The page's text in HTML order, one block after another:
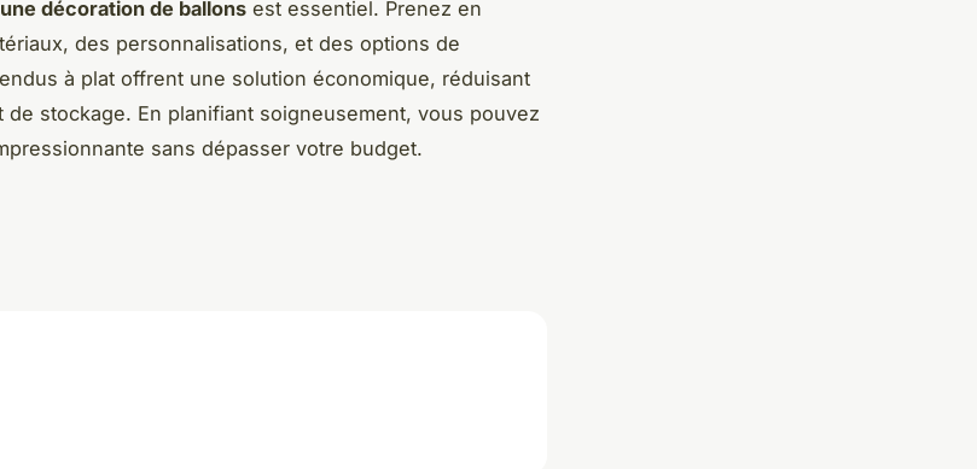
décoration de ballons est essentiel. Prenez en
des personnalisations, et des options de
à plat offrent une solution économique, réduisant
stockage. En planifiant soigneusement, vous pouvez
sans dépasser votre budget.